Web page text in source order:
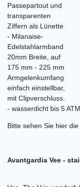
Passepartout und
transparenten
Ziffern als Lünette
- Milanaise-
Edelstahlarmband
20mm Breite, auf
175 mm - 225 mm
Armgelenkumfang
einfach einstellbar,
mit Clipverschluss.
- wasserdicht bis 5
Bitte sehen Sie hier
Avantgardia Vee -